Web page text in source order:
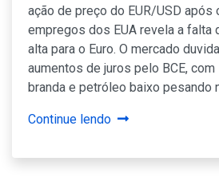
ação de preço do EUR/USD após
empregos dos EUA revela a falta
alta para o Euro. O mercado
aumentos de juros pelo BCE,
branda e petróleo baixo pesando
Continue lendo